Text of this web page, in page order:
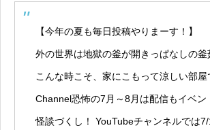
【今年の夏も毎日投稿やりまーす！】
外の世界は地獄の釜が開きっぱなしの釜
こんな時こそ、家にこもって涼しい部屋
Channel恐怖の7月～8月は配信もイベン
怪談づくし！ YouTubeチャンネルでは